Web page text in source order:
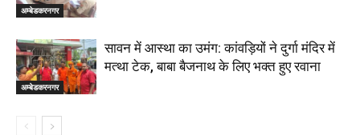
अम्बेडकरनगर
अम्बेडकरनगर
सावन में आस्था का उमंग: कांवड़ियों ने दुर्गा मंदिर में
मत्था टेक, बाबा बैजनाथ के लिए भक्त हुए रवाना